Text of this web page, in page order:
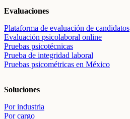
Evaluaciones
Plataforma de evaluación de candidatos
Evaluación psicolaboral online
Pruebas psicotécnicas
Prueba de integridad laboral
Pruebas psicométricas en México
Soluciones
Por industria
Por cargo